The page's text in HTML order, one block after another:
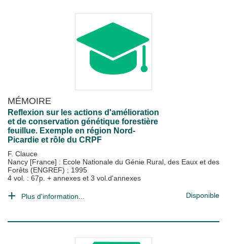
MÉMOIRE
Reflexion sur les actions d'amélioration
et de conservation génétique forestière
feuillue. Exemple en région Nord-
Picardie et rôle du CRPF
F. Clauce
Nancy [France] : Ecole Nationale du Génie Rural, des Eaux et des
Forêts (ENGREF) ; 1995
4 vol. : 67p. + annexes et 3 vol.d'annexes
Plus d'information... Disponible